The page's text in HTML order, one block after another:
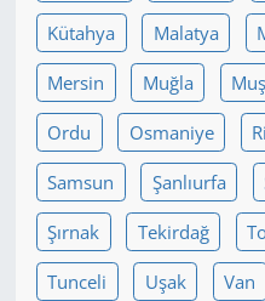
Kütahya Malatya
Mersin Muğla Muş
Ordu Osmaniye
Samsun Şanlıurfa
Şırnak Tekirdağ
Tunceli Uşak Van